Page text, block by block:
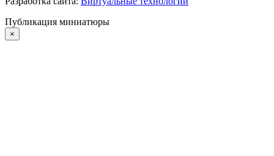
Публикация миниатюры
×